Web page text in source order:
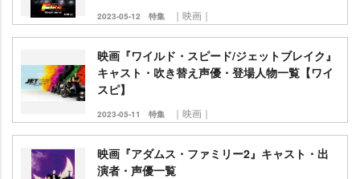
2023-05-12 特集 ｜映画｜
映画『ワイルド・スピード/ジェットブレイク』
キャスト・吹き替え声優・登場人物一覧【ワイ
スピ】
2023-05-11 特集 ｜映画｜
映画『アダムス・ファミリー2』キャスト・出
演者・声優一覧